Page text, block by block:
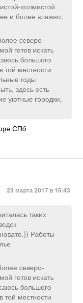
холмистой
и более влажно,
северо-
готов искать
большого
той местности
годы
здесь есть
уютные городки,
СПб
23 марта 2017 в 15:43
таких
Работы
северо-
готов искать
большого
той местности